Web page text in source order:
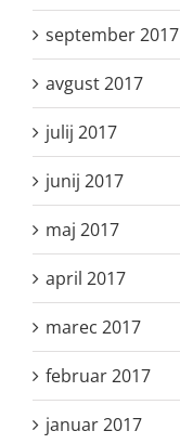
september 2017
avgust 2017
julij 2017
junij 2017
maj 2017
april 2017
marec 2017
februar 2017
januar 2017